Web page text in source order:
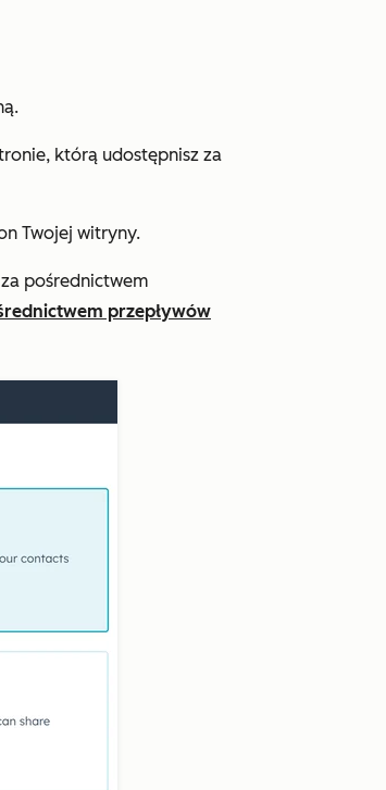
którą udostępnisz za
Twojej witryny.
pośrednictwem
przepływów